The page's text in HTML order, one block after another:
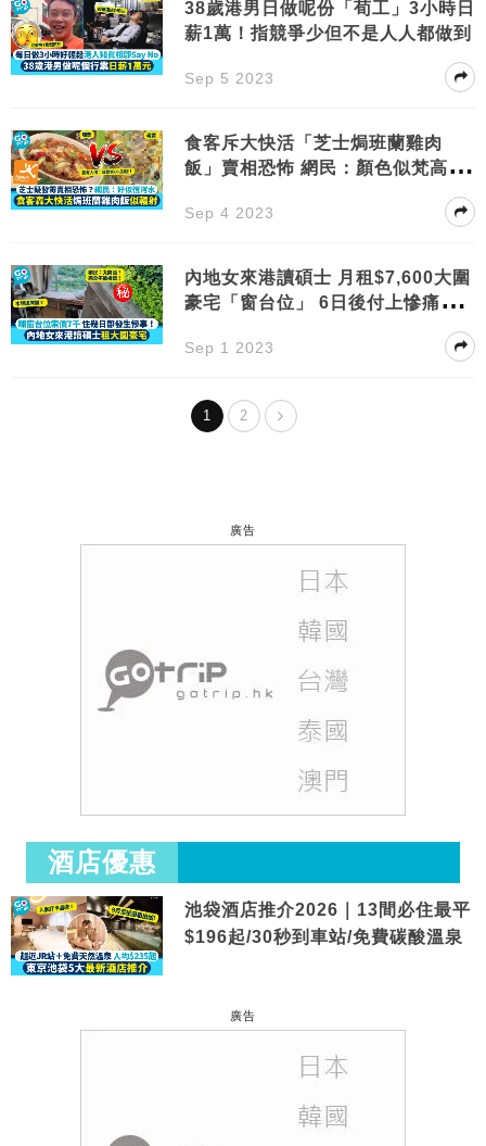
38歲港男日做呢份「荀工」3小時日
薪1萬！指競爭少但不是人人都做到
Sep 5 2023
食客斥大快活「芝士焗班蘭雞肉
飯」賣相恐怖 網民：顏色似梵高啲
Sep 4 2023
內地女來港讀碩士 月租$7,600大圍
豪宅「窗台位」 6日後付上慘痛代
Sep 1 2023
1 2
廣告
酒店優惠
池袋酒店推介2026｜13間必住最平
$196起/30秒到車站/免費碳酸溫泉
廣告